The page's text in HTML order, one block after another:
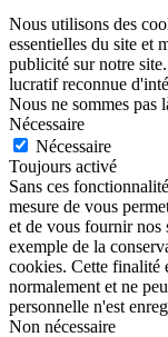
Nous utilisons des
essentielles du site et
publicité sur notre
lucratif reconnue
Nous ne sommes pas
Nécessaire
Nécessaire
Toujours activé
Sans ces
mesure de vous
et de vous fournir nos
exemple de la
cookies. Cette finalité
normalement et ne
personnelle n'est
Non nécessaire